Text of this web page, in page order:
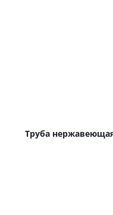
Труба нержавеющая